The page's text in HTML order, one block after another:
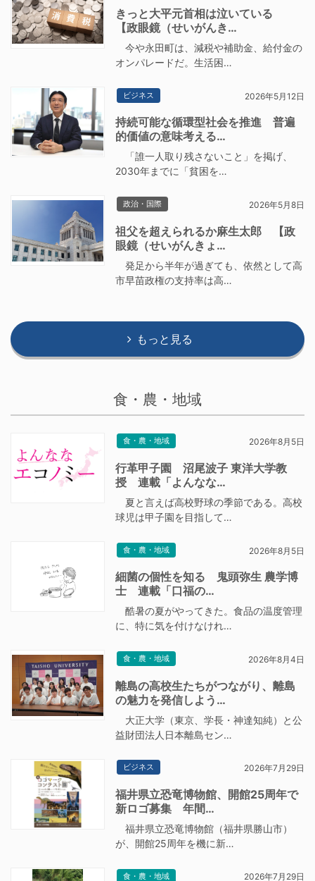
きっと大平元首相は泣いている
【政眼鏡（せいがんき…
今や永田町は、減税や補助金、給付金の
オンパレードだ。生活困…
ビジネス 2026年5月12日
持続可能な循環型社会を推進 普遍
的価値の意味考える…
「誰一人取り残さないこと」を掲げ、
2030年までに「貧困を…
政治・国際 2026年5月8日
祖父を超えられるか麻生太郎 【政
眼鏡（せいがんきょ…
発足から半年が過ぎても、依然として高
市早苗政権の支持率は高…
もっと見る
食・農・地域
食・農・地域 2026年8月5日
行革甲子園 沼尾波子 東洋大学教
授 連載「よんなな…
夏と言えば高校野球の季節である。高校
球児は甲子園を目指して…
食・農・地域 2026年8月5日
細菌の個性を知る 鬼頭弥生 農学博
士 連載「口福の…
酷暑の夏がやってきた。食品の温度管理
に、特に気を付けなけれ…
食・農・地域 2026年8月4日
離島の高校生たちがつながり、離島
の魅力を発信しよう…
大正大学（東京、学長・神達知純）と公
益財団法人日本離島セン…
ビジネス 2026年7月29日
福井県立恐竜博物館、開館25周年で
新ロゴ募集 年間…
福井県立恐竜博物館（福井県勝山市）
が、開館25周年を機に新…
食・農・地域 2026年7月29日